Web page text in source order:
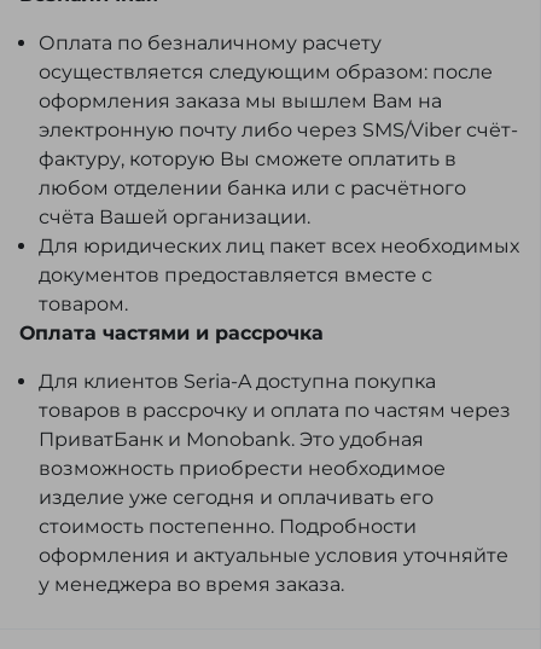
Оплата по безналичному расчету
осуществляется следующим образом: после
оформления заказа мы вышлем Вам на
электронную почту либо через SMS/Viber счёт-
фактуру, которую Вы сможете оплатить в
любом отделении банка или с расчётного
счёта Вашей организации.
Для юридических лиц пакет всех необходимых
документов предоставляется вместе с
товаром.
Оплата частями и рассрочка
Для клиентов Seria-A доступна покупка
товаров в рассрочку и оплата по частям через
ПриватБанк и Monobank. Это удобная
возможность приобрести необходимое
изделие уже сегодня и оплачивать его
стоимость постепенно. Подробности
оформления и актуальные условия уточняйте
у менеджера во время заказа.